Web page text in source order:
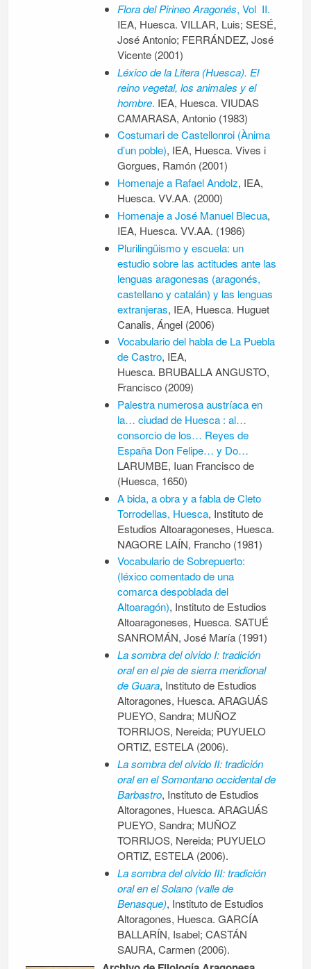
Flora del Pirineo Aragonés, Vol II.
IEA, Huesca. VILLAR, Luis; SESÉ,
José Antonio; FERRÁNDEZ, José
Vicente (2001)
Léxico de la Litera (Huesca). El
reino vegetal, los animales y el
hombre. IEA, Huesca. VIUDAS
CAMARASA, Antonio (1983)
Costumari de Castellonroi (Ànima
d’un poble), IEA, Huesca. Vives i
Gorgues, Ramón (2001)
Homenaje a Rafael Andolz, IEA,
Huesca. VV.AA. (2000)
Homenaje a José Manuel Blecua,
IEA, Huesca. VV.AA. (1986)
Plurilingüismo y escuela: un
estudio sobre las actitudes ante las
lenguas aragonesas (aragonés,
castellano y catalán) y las lenguas
extranjeras, IEA, Huesca. Huguet
Canalis, Ángel (2006)
Vocabulario del habla de La Puebla
de Castro, IEA,
Huesca. BRUBALLA ANGUSTO,
Francisco (2009)
Palestra numerosa austríaca en
la… ciudad de Huesca : al…
consorcio de los… Reyes de
España Don Felipe… y Do…
LARUMBE, Iuan Francisco de
(Huesca, 1650)
A bida, a obra y a fabla de Cleto
Torrodellas, Huesca, Instituto de
Estudios Altoaragoneses, Huesca.
NAGORE LAÍN, Francho (1981)
Vocabulario de Sobrepuerto:
(léxico comentado de una
comarca despoblada del
Altoaragón), Instituto de Estudios
Altoaragoneses, Huesca. SATUÉ
SANROMÁN, José María (1991)
La sombra del olvido I: tradición
oral en el pie de sierra meridional
de Guara, Instituto de Estudios
Altoragones, Huesca. ARAGUÁS
PUEYO, Sandra; MUÑOZ
TORRIJOS, Nereida; PUYUELO
ORTIZ, ESTELA (2006).
La sombra del olvido II: tradición
oral en el Somontano occidental de
Barbastro, Instituto de Estudios
Altoragones, Huesca. ARAGUÁS
PUEYO, Sandra; MUÑOZ
TORRIJOS, Nereida; PUYUELO
ORTIZ, ESTELA (2006).
La sombra del olvido III: tradición
oral en el Solano (valle de
Benasque), Instituto de Estudios
Altoragones, Huesca. GARCÍA
BALLARÍN, Isabel; CASTÁN
SAURA, Carmen (2006).